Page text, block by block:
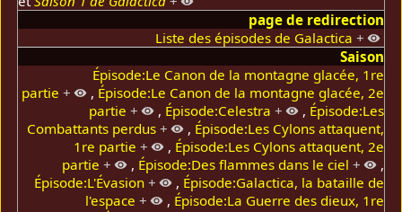
page de redirection
Liste des épisodes de Galactica +
Saison
Épisode:Le Canon de la montagne glacée, 1re
partie + , Épisode:Le Canon de la montagne glacée, 2e
partie + , Épisode:Celestra + , Épisode:Les
Combattants perdus + , Épisode:Les Cylons attaquent,
1re partie + , Épisode:Les Cylons attaquent, 2e
partie + , Épisode:Des flammes dans le ciel +
,
Épisode:L'Évasion + , Épisode:Galactica, la bataille de
l'espace + , Épisode:La Guerre des dieux, 1re